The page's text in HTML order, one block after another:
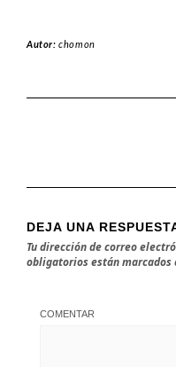
Autor:chomon
DEJA UNA
Tu dirección de correo
obligatorios están marcados
COMENTAR